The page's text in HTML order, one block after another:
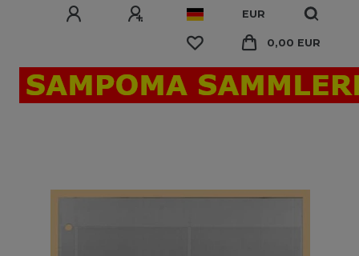
EUR
0,00 EUR